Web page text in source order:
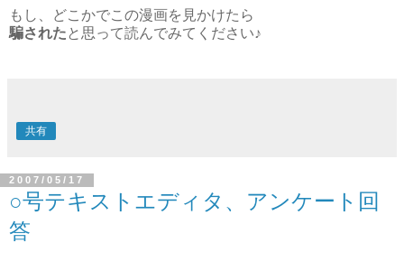
もし、どこかでこの漫画を見かけたら
騙された と思って読んでみてください♪
共有
2007/05/17
○号テキストエディタ、アンケート回
答